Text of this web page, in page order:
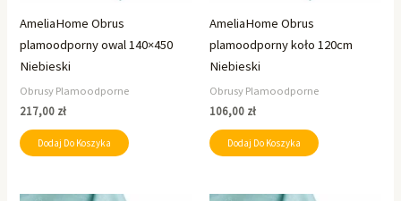
AmeliaHome Obrus
plamoodporny owal 140×450
Niebieski
Obrusy Plamoodporne
217,00 zł
Dodaj Do Koszyka
AmeliaHome Obrus
plamoodporny koło 120cm
Niebieski
Obrusy Plamoodporne
106,00 zł
Dodaj Do Koszyka